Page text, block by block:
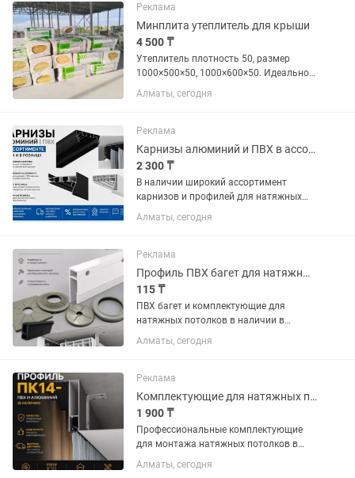
квадратный метр Багет
перфорированный...
Реклама
Минплита утеплитель для крыши
4 500 ₸
Утеплитель плотность 50, размер
1000×500×50, 1000×600×50. Идеально
для утепления крыши, чердаков,
потолков, перегородок. В наличии опт
Алматы, сегодня
Реклама
Карнизы алюминий и ПВХ в ассортименте оптом и в розницу
2 300 ₸
В наличии широкий ассортимент
карнизов и профилей для натяжных
потолков и интерьерных решений: —
ПК-15 — ПК-14 — Модерн — П50 —
карнизы — ПВХ карнизы — Скрытые
карнизы...
Алматы, сегодня
Реклама
Профиль ПВХ багет для натяжных потолков - оптом и в розницу
115 ₸
ПВХ багет и комплектующие для
натяжных потолков в наличии в
Алматы. Работаем с монтажниками,
магазинами, цехами, дизайнерами и
Алматы, сегодня
Реклама
Комплектующие для натяжных потолков в Алматы прямые поставки со склада
1 900 ₸
Профессиональные комплектующие
для монтажа натяжных потолков в
наличии в Алматы. Работаем с
монтажниками, цехами,
Алматы, сегодня